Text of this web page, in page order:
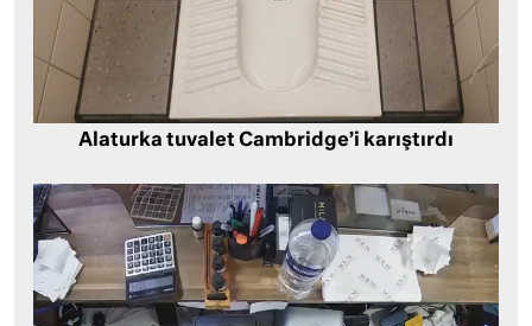
Alaturka tuvalet Cambridge’i karıştırdı